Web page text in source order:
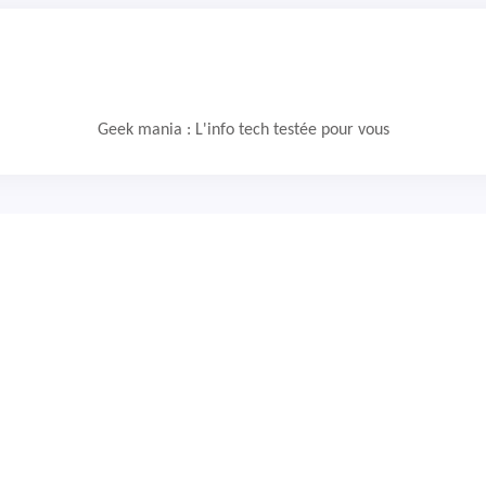
Geek mania : L'info tech testée pour vous